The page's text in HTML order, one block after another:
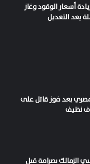
أسعار الوقود وغاز
بعد التعديل
بعد فوز قاتل على
نظيف
الزمالك بصرامة قبل